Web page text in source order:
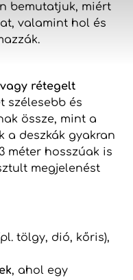
bemutatjuk, miért
valamint hol és
rétegelt
szélesebb és
össze, mint a
a deszkák gyakran
méter hosszúak is
megjelenést
tölgy, dió, kőris),
, ahol egy